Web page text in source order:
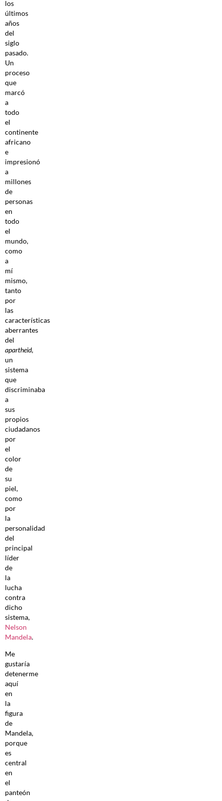
los
últimos
años
del
siglo
pasado.
Un
proceso
que
marcó
a
todo
el
continente
africano
e
impresionó
a
millones
de
personas
en
todo
el
mundo,
como
a
mí
mismo,
tanto
por
las
características
aberrantes
del
apartheid,
un
sistema
que
discriminaba
a
sus
propios
ciudadanos
por
el
color
de
su
piel,
como
por
la
personalidad
del
principal
líder
de
la
lucha
contra
dicho
sistema,
Nelson
Mandela.
Me
gustaría
detenerme
aquí
en
la
figura
de
Mandela,
porque
es
central
en
el
panteón